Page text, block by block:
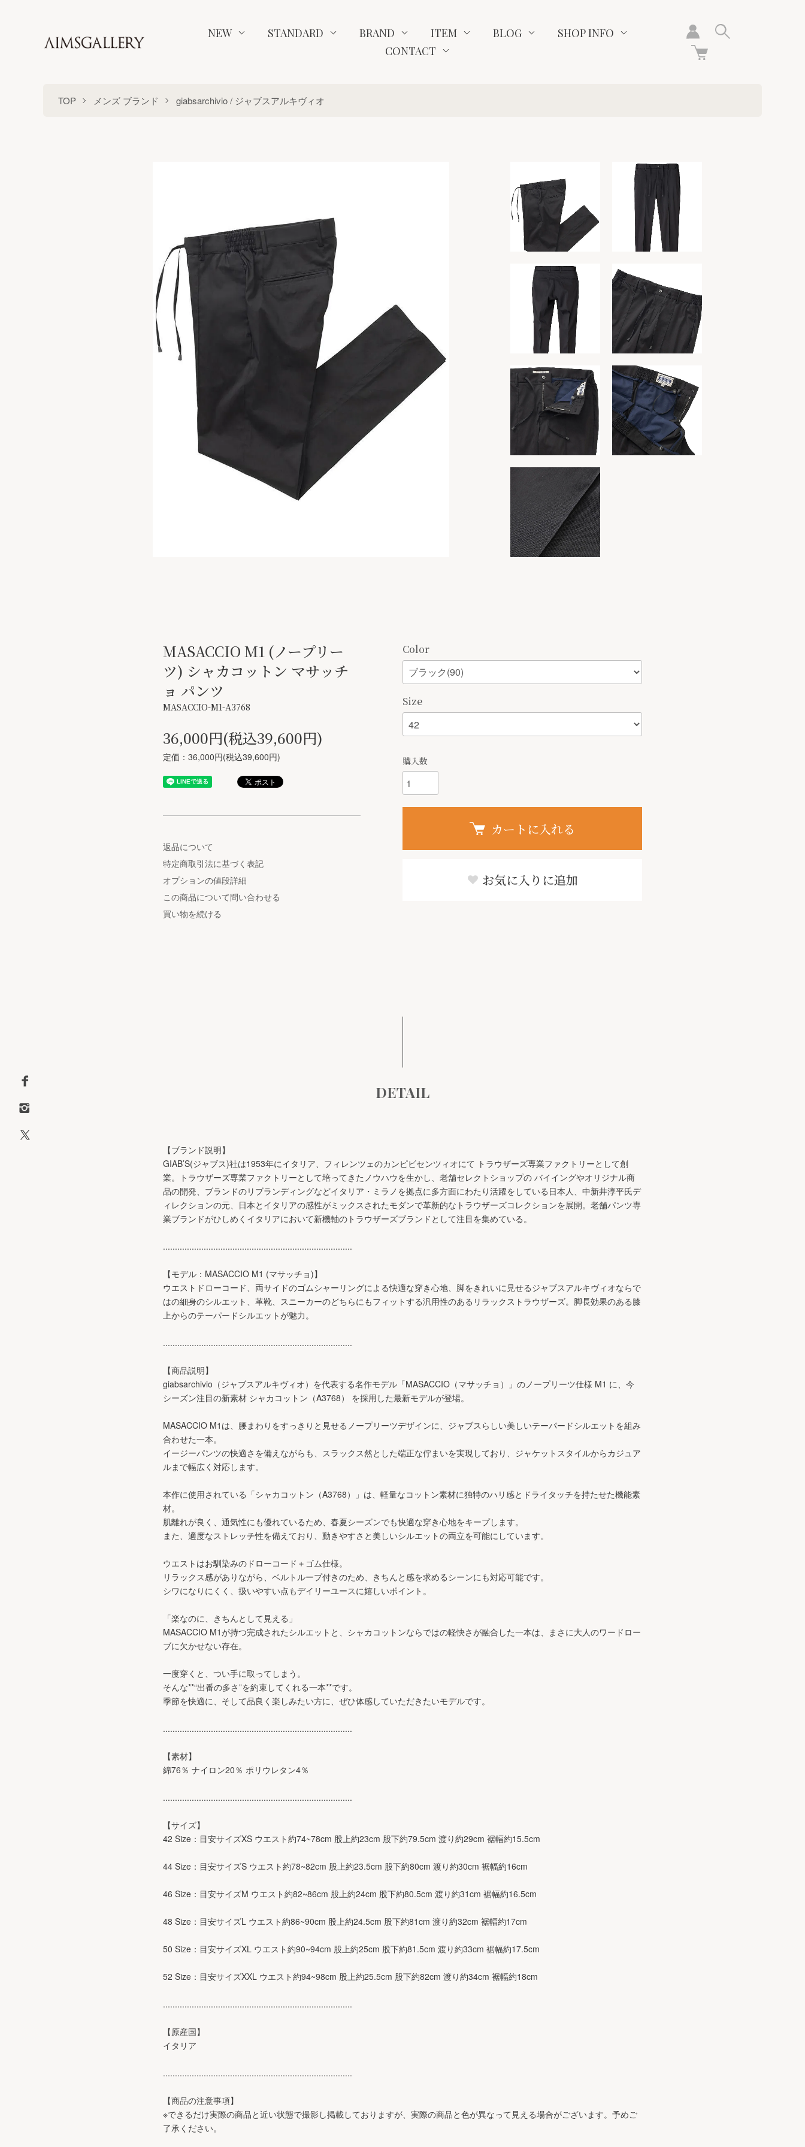
NEW STANDARD BRAND ITEM BLOG
SHOP INFO
CONTACT
TOP メンズ ブランド giabsarchivio / ジャブスアルキヴィオ
MASACCIO M1 (ノープリー
ツ) シャカコットン マサッチ
ョ パンツ
MASACCIO-M1-A3768
36,000円(税込39,600円)
定価：36,000円(税込39,600円)
返品について
特定商取引法に基づく表記
オプションの値段詳細
この商品について問い合わせる
買い物を続ける
Color
Size
購入数
カートに入れる
お気に入りに追加
DETAIL
【ブランド説明】
GIAB’S(ジャブス)社は1953年にイタリア、フィレンツェのカンピビセンツィオにて トラウザーズ専業ファクトリーとして創
業。トラウザーズ専業ファクトリーとして培ってきたノウハウを生かし、老舗セレクトショップの バイイングやオリジナル商
品の開発、ブランドのリブランディングなどイタリア・ミラノを拠点に多方面にわたり活躍をしている日本人、中新井淳平氏デ
ィレクションの元、日本とイタリアの感性がミックスされたモダンで革新的なトラウザーズコレクションを展開。老舗パンツ専
業ブランドがひしめくイタリアにおいて新機軸のトラウザーズブランドとして注目を集めている。
...............................................................................
【モデル：MASACCIO M1 (マサッチョ)】
ウエストドローコード、両サイドのゴムシャーリングによる快適な穿き心地、脚をきれいに見せるジャブスアルキヴィオならで
はの細身のシルエット、革靴、スニーカーのどちらにもフィットする汎用性のあるリラックストラウザーズ。脚長効果のある膝
上からのテーパードシルエットが魅力。
...............................................................................
【商品説明】
giabsarchivio（ジャブスアルキヴィオ）を代表する名作モデル「MASACCIO（マサッチョ）」のノープリーツ仕様 M1 に、今
シーズン注目の新素材 シャカコットン（A3768） を採用した最新モデルが登場。
MASACCIO M1は、腰まわりをすっきりと見せるノープリーツデザインに、ジャブスらしい美しいテーパードシルエットを組み
合わせた一本。
イージーパンツの快適さを備えながらも、スラックス然とした端正な佇まいを実現しており、ジャケットスタイルからカジュア
ルまで幅広く対応します。
本作に使用されている「シャカコットン（A3768）」は、軽量なコットン素材に独特のハリ感とドライタッチを持たせた機能素
材。
肌離れが良く、通気性にも優れているため、春夏シーズンでも快適な穿き心地をキープします。
また、適度なストレッチ性を備えており、動きやすさと美しいシルエットの両立を可能にしています。
ウエストはお馴染みのドローコード＋ゴム仕様。
リラックス感がありながら、ベルトループ付きのため、きちんと感を求めるシーンにも対応可能です。
シワになりにくく、扱いやすい点もデイリーユースに嬉しいポイント。
「楽なのに、きちんとして見える」
MASACCIO M1が持つ完成されたシルエットと、シャカコットンならではの軽快さが融合した一本は、まさに大人のワードロー
ブに欠かせない存在。
一度穿くと、つい手に取ってしまう。
そんな**“出番の多さ”を約束してくれる一本**です。
季節を快適に、そして品良く楽しみたい方に、ぜひ体感していただきたいモデルです。
...............................................................................
【素材】
綿76％ ナイロン20％ ポリウレタン4％
...............................................................................
【サイズ】
42 Size：目安サイズXS ウエスト約74~78cm 股上約23cm 股下約79.5cm 渡り約29cm 裾幅約15.5cm
44 Size：目安サイズS ウエスト約78~82cm 股上約23.5cm 股下約80cm 渡り約30cm 裾幅約16cm
46 Size：目安サイズM ウエスト約82~86cm 股上約24cm 股下約80.5cm 渡り約31cm 裾幅約16.5cm
48 Size：目安サイズL ウエスト約86~90cm 股上約24.5cm 股下約81cm 渡り約32cm 裾幅約17cm
50 Size：目安サイズXL ウエスト約90~94cm 股上約25cm 股下約81.5cm 渡り約33cm 裾幅約17.5cm
52 Size：目安サイズXXL ウエスト約94~98cm 股上約25.5cm 股下約82cm 渡り約34cm 裾幅約18cm
...............................................................................
【原産国】
イタリア
...............................................................................
【商品の注意事項】
※できるだけ実際の商品と近い状態で撮影し掲載しておりますが、実際の商品と色が異なって見える場合がございます。予めご
了承ください。